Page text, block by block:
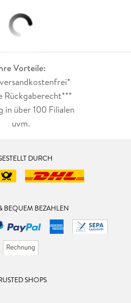
Vorteile:
Rückgaberecht***
in über 100 Filialen
uvm.
DURCH
BEQUEM BEZAHLEN
SHOPS